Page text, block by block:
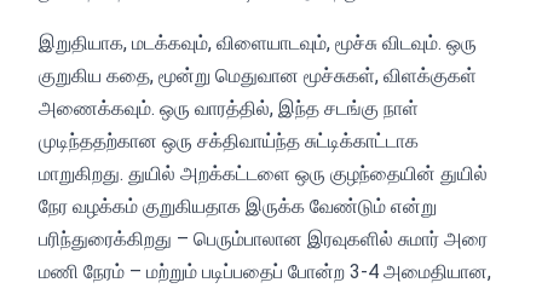
இறுதியாக, மடக்கவும், விளையாடவும், மூச்சு விடவும். ஒரு
குறுகிய கதை, மூன்று மெதுவான மூச்சுகள், விளக்குகள்
அணைக்கவும். ஒரு வாரத்தில், இந்த சடங்கு நாள்
முடிந்ததற்கான ஒரு சக்திவாய்ந்த சுட்டிக்காட்டாக
மாறுகிறது. துயில் அறக்கட்டளை ஒரு குழந்தையின் துயில்
நேர வழக்கம் குறுகியதாக இருக்க வேண்டும் என்று
பரிந்துரைக்கிறது – பெரும்பாலான இரவுகளில் சுமார் அரை
மணி நேரம் – மற்றும் படிப்பதைப் போன்ற 3-4 அமைதியான,